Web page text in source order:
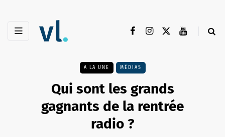
A LA UNE MÉDIAS
Qui sont les grands
gagnants de la rentrée
radio ?